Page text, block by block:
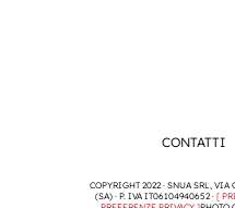
CONTATTI
COPYRIGHT 2022 · SNUA SRL, VIA
(SA) · P. IVA IT06104940652 · [